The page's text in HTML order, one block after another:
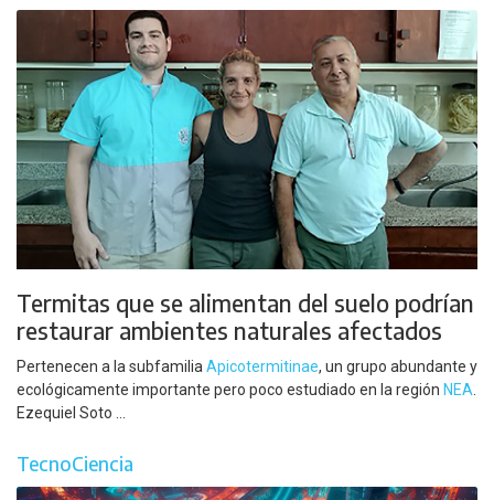
Termitas que se alimentan del suelo podrían
restaurar ambientes naturales afectados
Pertenecen a la subfamilia Apicotermitinae, un grupo abundante y
ecológicamente importante pero poco estudiado en la región NEA
Ezequiel Soto ...
TecnoCiencia